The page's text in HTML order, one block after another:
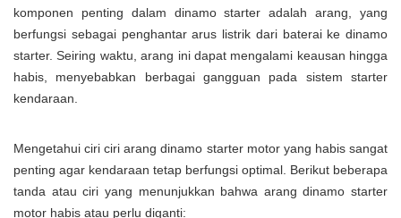
komponen penting dalam dinamo starter adalah arang, yang
berfungsi sebagai penghantar arus listrik dari baterai ke dinamo
starter. Seiring waktu, arang ini dapat mengalami keausan hingga
habis, menyebabkan berbagai gangguan pada sistem starter
kendaraan.
Mengetahui ciri ciri arang dinamo starter motor yang habis sangat
penting agar kendaraan tetap berfungsi optimal. Berikut beberapa
tanda atau ciri yang menunjukkan bahwa arang dinamo starter
motor habis atau perlu diganti: